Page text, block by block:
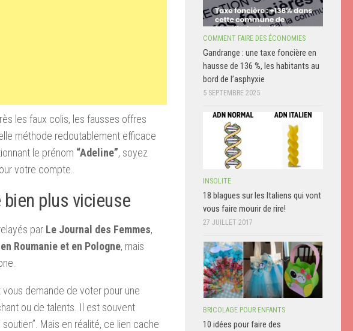
les faux colis, les fausses offres
méthode redoutablement efficace
le prénom “Adeline”, soyez
votre compte.
plus vicieuse
par Le Journal des Femmes,
Roumanie et en Pologne, mais
demande de voter pour une
ou de talents. Il est souvent
Mais en réalité, ce lien cache
COMMENT FAIRE DES ÉCONOMIES
Gandrange : une taxe foncière en
hausse de 136 %, les habitants au
bord de l’asphyxie
5 SEPTEMBRE 2025
INSOLITE
18 blagues sur les Italiens qui vont
vous faire mourir de rire!
27 JUILLET 2017
BRICOLAGE POUR ENFANTS
10 idées pour faire des